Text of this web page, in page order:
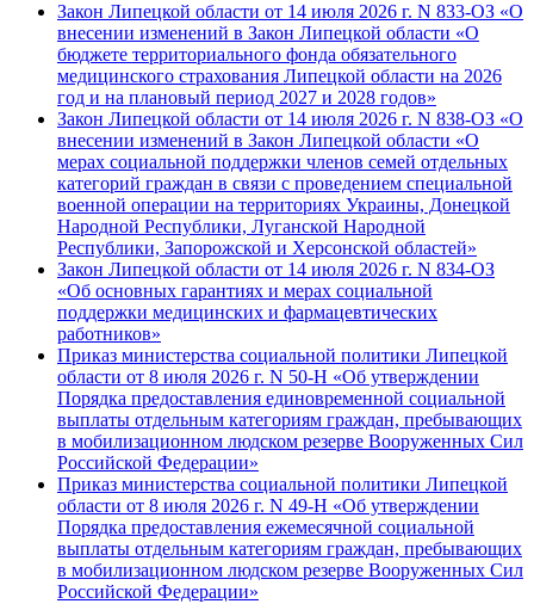
Закон Липецкой области от 14 июля 2026 г. N 833-ОЗ «О
внесении изменений в Закон Липецкой области «О
бюджете территориального фонда обязательного
медицинского страхования Липецкой области на 2026
год и на плановый период 2027 и 2028 годов»
Закон Липецкой области от 14 июля 2026 г. N 838-ОЗ «О
внесении изменений в Закон Липецкой области «О
мерах социальной поддержки членов семей отдельных
категорий граждан в связи с проведением специальной
военной операции на территориях Украины, Донецкой
Народной Республики, Луганской Народной
Республики, Запорожской и Херсонской областей»
Закон Липецкой области от 14 июля 2026 г. N 834-ОЗ
«Об основных гарантиях и мерах социальной
поддержки медицинских и фармацевтических
работников»
Приказ министерства социальной политики Липецкой
области от 8 июля 2026 г. N 50-Н «Об утверждении
Порядка предоставления единовременной социальной
выплаты отдельным категориям граждан, пребывающих
в мобилизационном людском резерве Вооруженных Сил
Российской Федерации»
Приказ министерства социальной политики Липецкой
области от 8 июля 2026 г. N 49-Н «Об утверждении
Порядка предоставления ежемесячной социальной
выплаты отдельным категориям граждан, пребывающих
в мобилизационном людском резерве Вооруженных Сил
Российской Федерации»